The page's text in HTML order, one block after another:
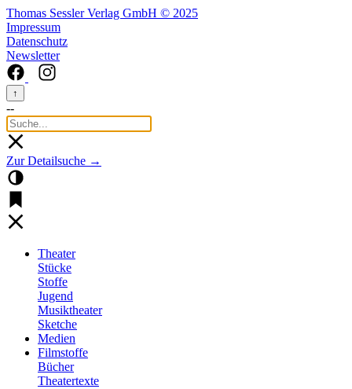
Thomas Sessler Verlag GmbH © 2025
Impressum
Datenschutz
Newsletter
↑
--
Zur Detailsuche →
Theater
Stücke
Stoffe
Jugend
Musiktheater
Sketche
Medien
Filmstoffe
Bücher
Theatertexte